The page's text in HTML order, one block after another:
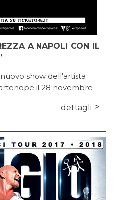
A NAPOLI CON IL
show dell'artista
il 28 novembre
dettagli